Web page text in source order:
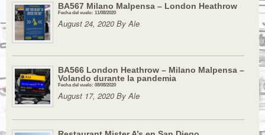
BA567 Milano Malpensa – London Heathrow
Fecha del vuelo: 11/08/2020
August 24, 2020 By Ale
BA566 London Heathrow – Milano Malpensa –
Volando durante la pandemia
Fecha del vuelo: 08/08/2020
August 17, 2020 By Ale